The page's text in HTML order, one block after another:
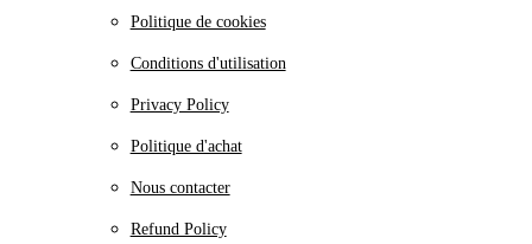
Politique de cookies
Conditions d'utilisation
Privacy Policy
Politique d'achat
Nous contacter
Refund Policy